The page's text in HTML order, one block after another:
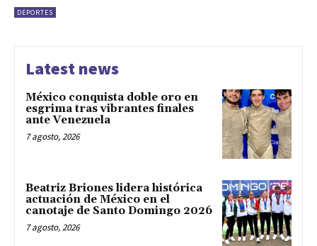
DEPORTES
Latest news
México conquista doble oro en
esgrima tras vibrantes finales
ante Venezuela
7 agosto, 2026
Beatriz Briones lidera histórica
actuación de México en el
canotaje de Santo Domingo 2026
7 agosto, 2026